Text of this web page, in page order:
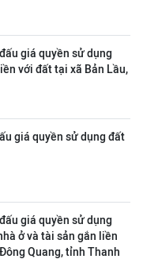
giá quyền sử dụng
với đất tại xã Bản Lầu,
giá quyền sử dụng đất
giá quyền sử dụng
ở và tài sản gắn liền
Quang, tỉnh Thanh